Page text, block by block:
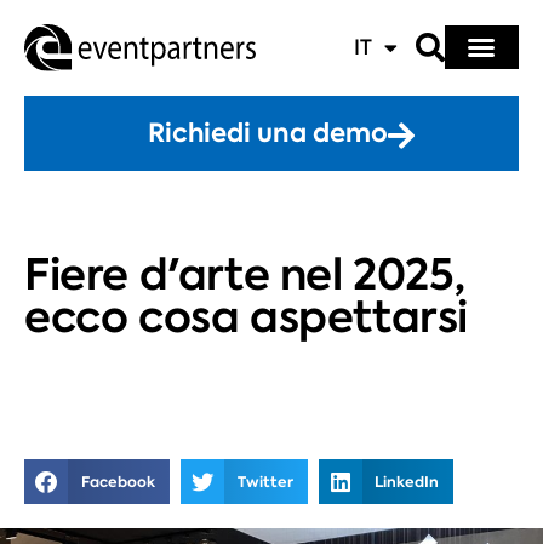
IT
Richiedi una demo
Fiere d'arte nel 2025,
ecco cosa aspettarsi
Facebook Twitter LinkedIn